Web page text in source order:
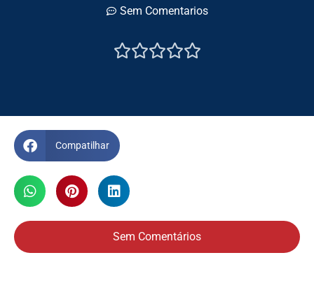
Sem Comentarios

Compatilhar
Sem Comentários